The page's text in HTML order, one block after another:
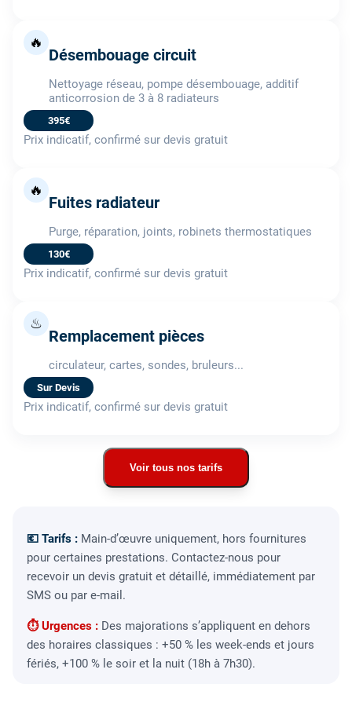
🔥
Désembouage circuit
Nettoyage réseau, pompe désembouage, additif
anticorrosion de 3 à 8 radiateurs
395€
Prix indicatif, confirmé sur devis gratuit
🔥
Fuites radiateur
Purge, réparation, joints, robinets thermostatiques
130€
Prix indicatif, confirmé sur devis gratuit
♨
Remplacement pièces
circulateur, cartes, sondes, bruleurs...
Sur Devis
Prix indicatif, confirmé sur devis gratuit
Voir tous nos tarifs
💶 Tarifs : Main-d’œuvre uniquement, hors fournitures
pour certaines prestations. Contactez-nous pour
recevoir un devis gratuit et détaillé, immédiatement par
SMS ou par e-mail.
⏱ Urgences : Des majorations s’appliquent en dehors
des horaires classiques : +50 % les week-ends et jours
fériés, +100 % le soir et la nuit (18h à 7h30).